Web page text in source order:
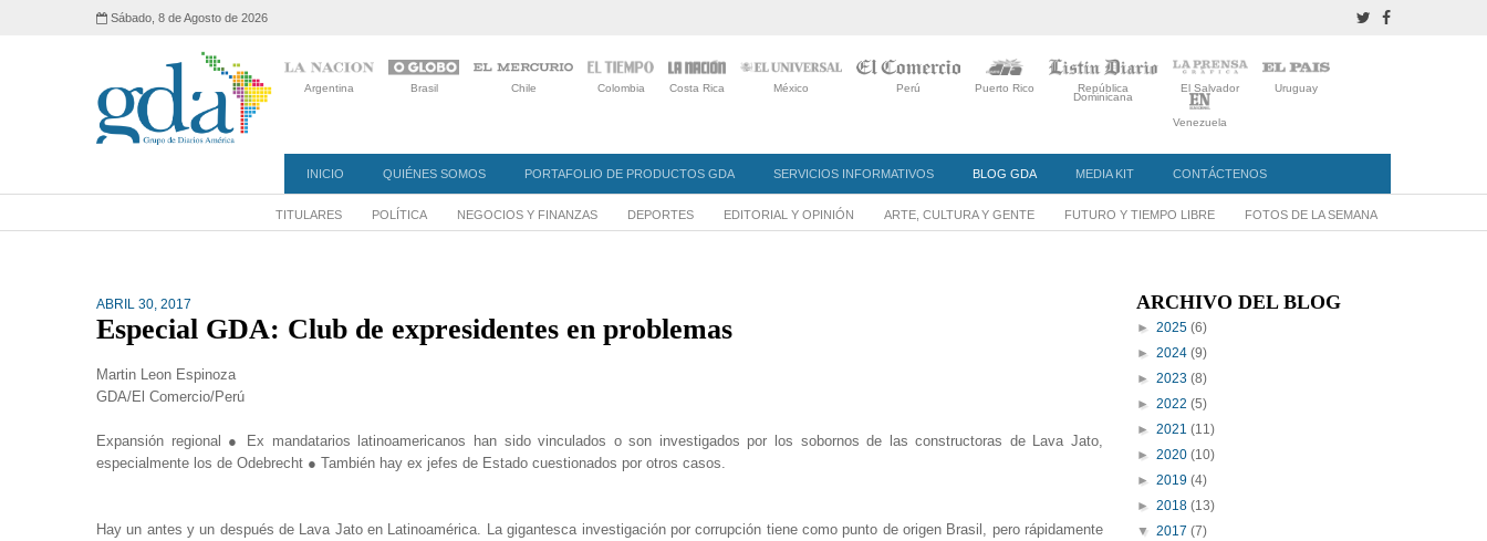
Sábado, 8 de Agosto de 2026
Argentina Brasil Chile Colombia Costa Rica México Perú Puerto Rico República
Dominicana
El Salvador Uruguay
Venezuela
INICIO QUIÉNES SOMOS PORTAFOLIO DE PRODUCTOS GDA SERVICIOS INFORMATIVOS BLOG GDA MEDIA KIT CONTÁCTENOS
TITULARES POLÍTICA NEGOCIOS Y FINANZAS DEPORTES EDITORIAL Y OPINIÓN ARTE, CULTURA Y GENTE FUTURO Y TIEMPO LIBRE FOTOS DE LA SEMANA
ABRIL 30, 2017
Especial GDA: Club de expresidentes en problemas
Martin Leon Espinoza
GDA/El Comercio/Perú
Expansión regional ● Ex mandatarios latinoamericanos han sido vinculados o son investigados por los sobornos de las constructoras de Lava Jato,
especialmente los de Odebrecht ● También hay ex jefes de Estado cuestionados por otros casos.
Hay un antes y un después de Lava Jato en Latinoamérica. La gigantesca investigación por corrupción tiene como punto de origen Brasil, pero rápidamente
ARCHIVO DEL BLOG
► 2025 (6)
► 2024 (9)
► 2023 (8)
► 2022 (5)
► 2021 (11)
► 2020 (10)
► 2019 (4)
► 2018 (13)
▼ 2017 (7)